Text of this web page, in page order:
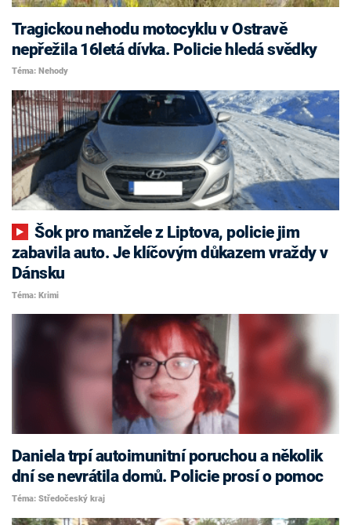
Tragickou nehodu motocyklu v Ostravě
nepřežila 16letá dívka. Policie hledá svědky
Téma: Nehody
Šok pro manžele z Liptova, policie jim
zabavila auto. Je klíčovým důkazem vraždy v
Dánsku
Téma: Krimi
Daniela trpí autoimunitní poruchou a několik
dní se nevrátila domů. Policie prosí o pomoc
Téma: Středočeský kraj